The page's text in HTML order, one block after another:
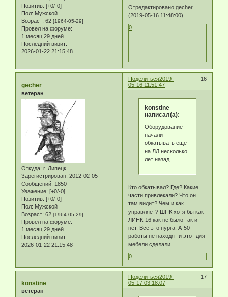
Позитив: [+0/-0]
Пол: Мужской
Возраст: 62 [1964-05-29]
Провел на форуме:
1 месяц 29 дней
Последний визит:
2026-01-22 21:15:48
Отредактировано gecher
(2019-05-16 11:48:00)
0
Поделиться 16
2019-
05-16 11:51:47
gecher
ветеран
Откуда: г. Липецк
Зарегистрирован: 2012-02-05
Сообщений: 1850
Уважение: [+0/-0]
Позитив: [+0/-0]
Пол: Мужской
Возраст: 62 [1964-05-29]
Провел на форуме:
1 месяц 29 дней
Последний визит:
2026-01-22 21:15:48
konstine
написал(а):
Оборудование
начали
обкатывать еще
на ЛЛ несколько
лет назад.
Кто обкатывал? Где? Какие
части привлекали? Что он
там видит? Чем и как
управляет? ШПК хотя бы как
ЛИНК-16 как не было так и
нет. Всё это пурга. А-50
работы не находят и этот для
мебели сделали.
0
Поделиться 17
2019-
05-17 03:18:07
konstine
ветеран